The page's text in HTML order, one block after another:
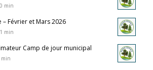
min
– Février et Mars 2026
min
Camp de jour municipal
min